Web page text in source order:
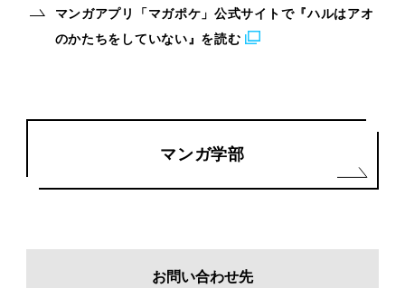
マンガアプリ「マガポケ」公式サイトで『ハルはアオ
のかたちをしていない』を読む
マンガ学部
お問い合わせ先